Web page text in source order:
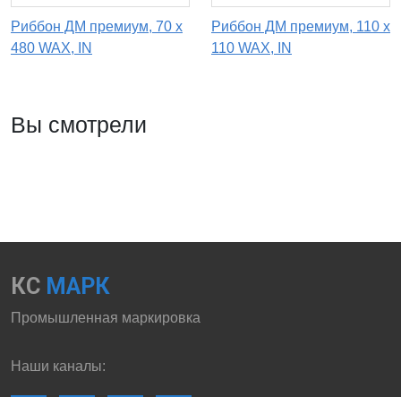
Риббон ДМ премиум, 70 х
480 WAX, IN
Риббон ДМ премиум, 110 x
110 WAX, IN
Вы смотрели
КС МАРК
Промышленная маркировка
Наши каналы: